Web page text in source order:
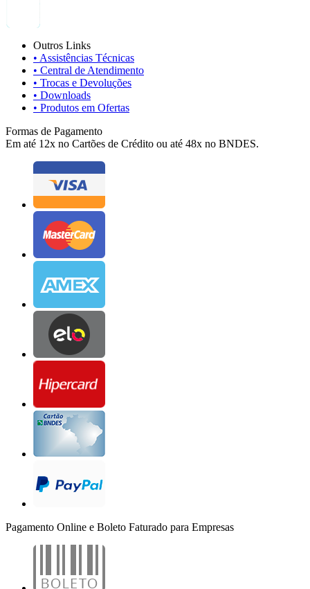
Outros Links
• Assistências Técnicas
• Central de Atendimento
• Trocas e Devoluções
• Downloads
• Produtos em Ofertas
Formas de Pagamento
Em até 12x no Cartões de Crédito ou até 48x no BNDES.
Pagamento Online e Boleto Faturado para Empresas